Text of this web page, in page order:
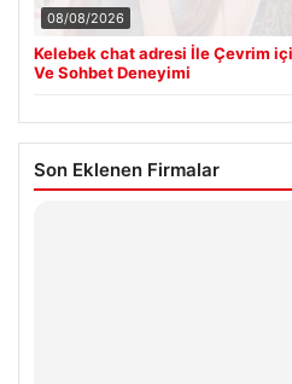
08/08/2026
Kelebek chat adresi İle Çevrim
Ve Sohbet Deneyimi
Son Eklenen Firmalar